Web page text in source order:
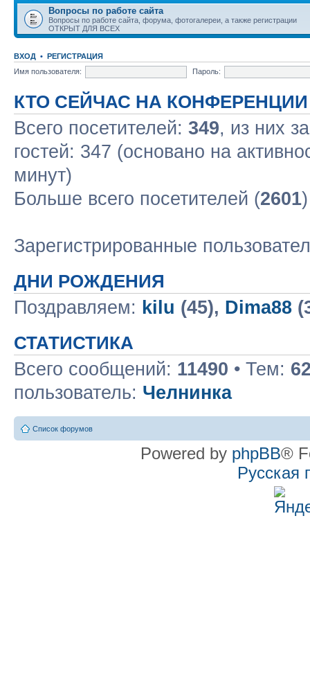
Вопросы по работе сайта
Вопросы по работе сайта, форума, фотогалереи, а также регистрации
ОТКРЫТ ДЛЯ ВСЕХ
ВХОД • РЕГИСТРАЦИЯ
Имя пользователя:
Пароль:
КТО СЕЙЧАС НА КОНФЕРЕНЦИИ
Всего посетителей: 349, из них
гостей: 347 (основано на
минут)
Больше всего посетителей (2601
Зарегистрированные
ДНИ РОЖДЕНИЯ
Поздравляем: kilu (45), Dima88
СТАТИСТИКА
Всего сообщений: 11490 • Тем:
пользователь: Челнинка
Список форумов
Powered by phpBB®
Русская